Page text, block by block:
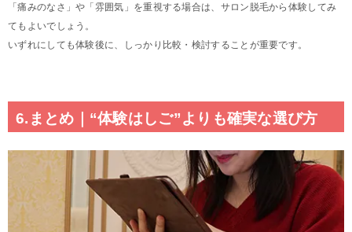
「痛みのなさ」や「雰囲気」を重視する場合は、サロン脱毛から体験してみ
てもよいでしょう。
いずれにしても体験後に、しっかり比較・検討することが重要です。
6.まとめ｜“体験はしご”よりも確実な選び方